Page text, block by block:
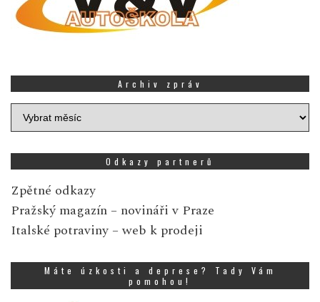
Archiv zpráv
Archiv
zpráv
Odkazy partnerů
Zpětné odkazy
Pražský magazín – novináři v Praze
Italské potraviny – web k prodeji
Máte úzkosti a deprese? Tady Vám
pomohou!